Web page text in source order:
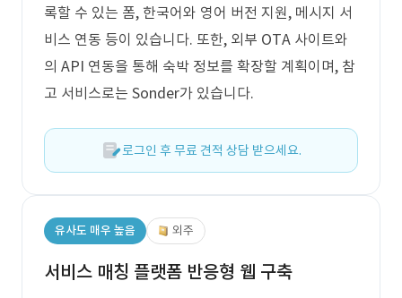
록할 수 있는 폼, 한국어와 영어 버전 지원, 메시지 서
비스 연동 등이 있습니다. 또한, 외부 OTA 사이트와
의 API 연동을 통해 숙박 정보를 확장할 계획이며, 참
고 서비스로는 Sonder가 있습니다.
로그인 후 무료 견적 상담 받으세요.
유사도 매우 높음 외주
서비스 매칭 플랫폼 반응형 웹 구축